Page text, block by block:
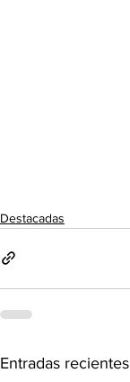
Destacadas
Entradas recientes